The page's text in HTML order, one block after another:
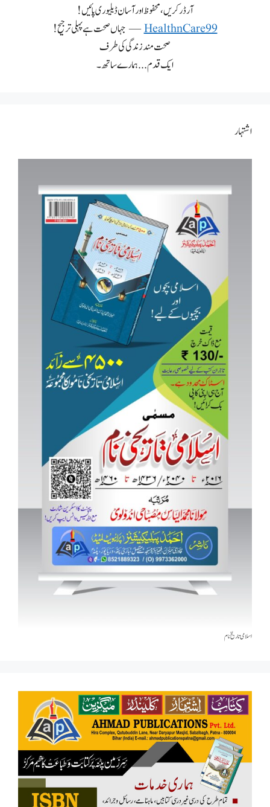
آرڈر کریں، محفوظ اور آسان ڈیلیوری پائیں!
HealthnCare99— جہاں صحت ہے پہلی ترجیح!
صحت مند زندگی کی طرف
ایک قدم... ہمارے ساتھ۔
اشتہار
اسلامی تاریخٰ نام